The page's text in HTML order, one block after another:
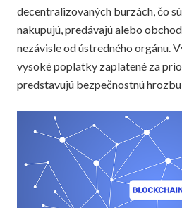
decentralizovaných burzách, čo
nakupujú, predávajú alebo
nezávisle od ústredného orgánu.
vysoké poplatky zaplatené za
predstavujú bezpečnostnú